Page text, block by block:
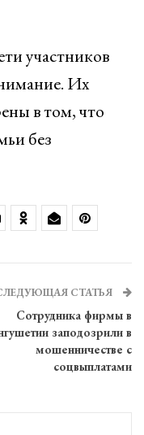
участников
Их
в том, что
без
СТАТЬЯ
Сотрудника фирмы в
заподозрили в
мошенничестве с
соцвыплатами